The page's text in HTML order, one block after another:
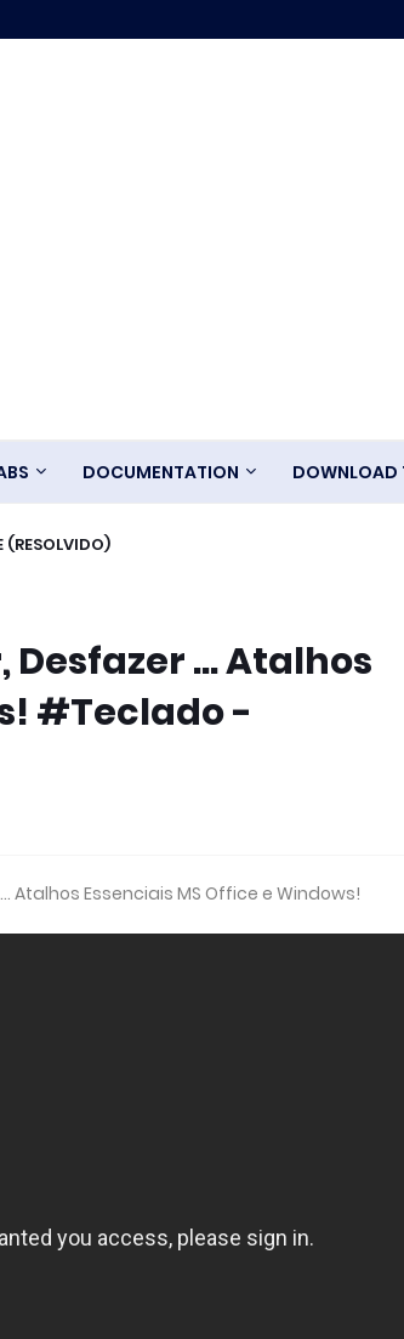
DOCUMENTATION DOWNLOAD
(RESOLVIDO)
... Atalhos
#Teclado -
Atalhos Essenciais MS Office e Windows!